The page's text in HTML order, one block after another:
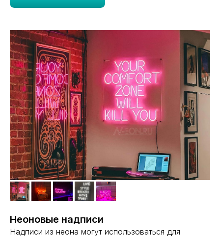
Неоновые надписи
Надписи из неона могут использоваться для